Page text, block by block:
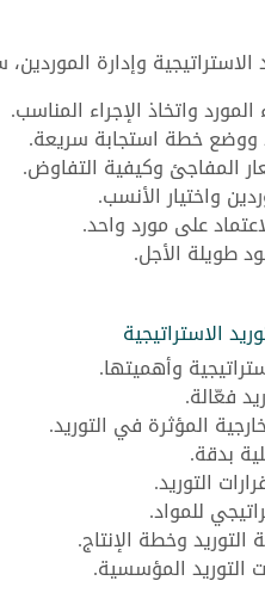
وإدارة
واتخاذ الإجراء المناسب.
ووضع خطة استجابة سريعة.
المفاجئ وكيفية التفاوض.
واختيار الأنسب.
على مورد واحد.
طويلة الأجل.
الاستراتيجية
وأهميتها.
فعّالة.
المؤثرة في التوريد.
بدقة.
التوريد.
للمواد.
وخطة الإنتاج.
التوريد المؤسسية.